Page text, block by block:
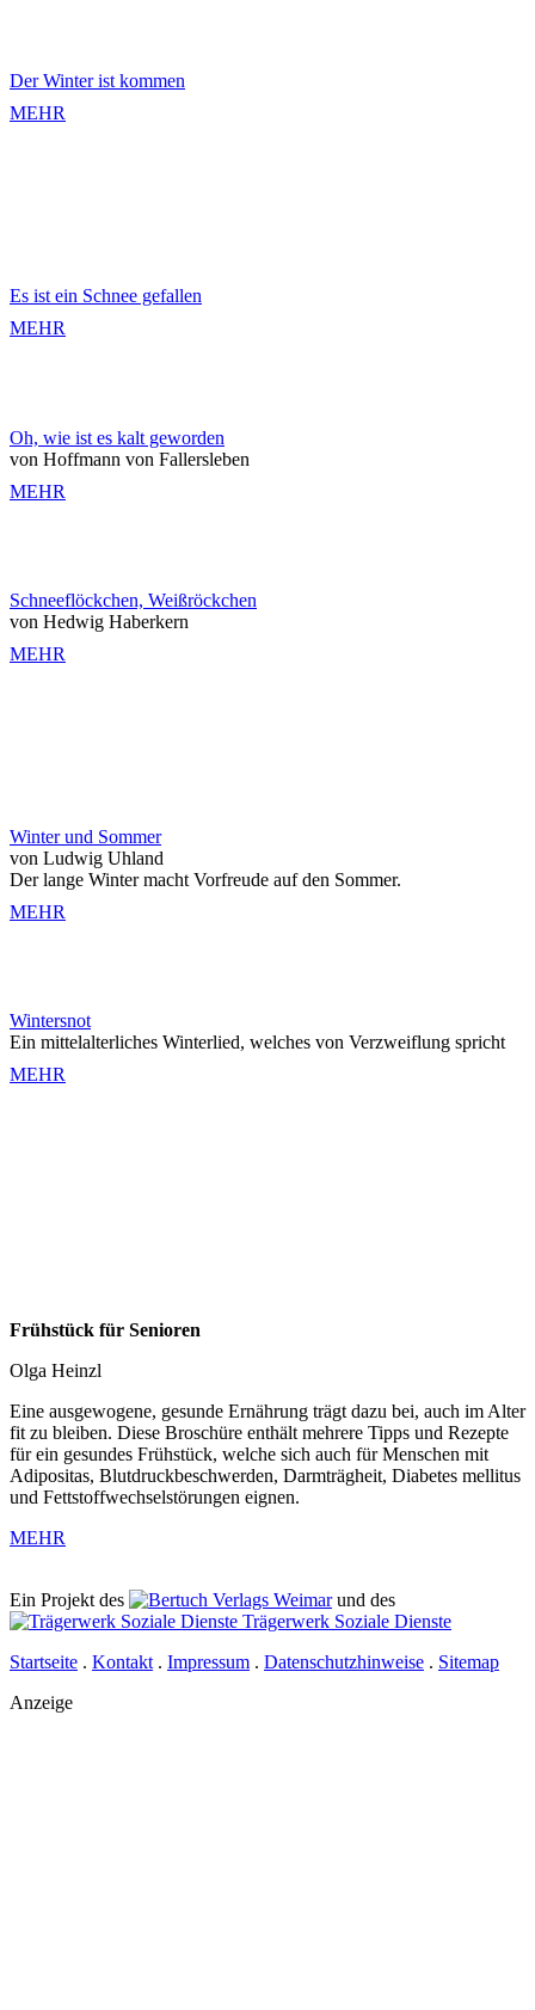
Der Winter ist kommen
MEHR
Es ist ein Schnee gefallen
MEHR
Oh, wie ist es kalt geworden
von Hoffmann von Fallersleben
MEHR
Schneeflöckchen, Weißröckchen
von Hedwig Haberkern
MEHR
Winter und Sommer
von Ludwig Uhland
Der lange Winter macht Vorfreude auf den Sommer.
MEHR
Wintersnot
Ein mittelalterliches Winterlied, welches von Verzweiflung spricht
MEHR
Frühstück für Senioren
Olga Heinzl
Eine ausgewogene, gesunde Ernährung trägt dazu bei, auch im Alter
fit zu bleiben. Diese Broschüre enthält mehrere Tipps und Rezepte
für ein gesundes Frühstück, welche sich auch für Menschen mit
Adipositas, Blutdruckbeschwerden, Darmträgheit, Diabetes mellitus
und Fettstoffwechselstörungen eignen.
MEHR
Ein Projekt des Verlags Weimarund des
Trägerwerk Soziale Dienste
Startseite . Kontakt . Impressum . Datenschutzhinweise . Sitemap
Anzeige